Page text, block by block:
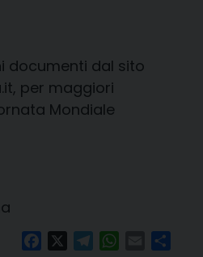
documenti dal sito
per maggiori
Mondiale
FacebookTelegramWhatsApp
Email